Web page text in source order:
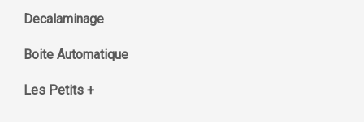
Decalaminage
Boite Automatique
Les Petits +